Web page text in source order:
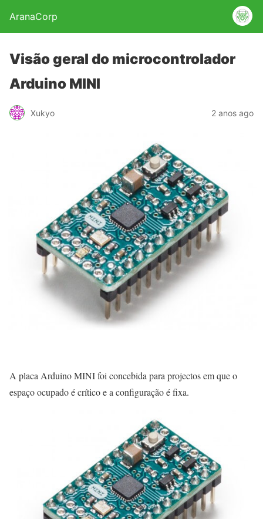
AranaCorp
Visão geral do microcontrolador
Arduino MINI
Xukyo 2 anos ago
A placa Arduino MINI foi concebida para projectos em que o
espaço ocupado é crítico e a configuração é fixa.